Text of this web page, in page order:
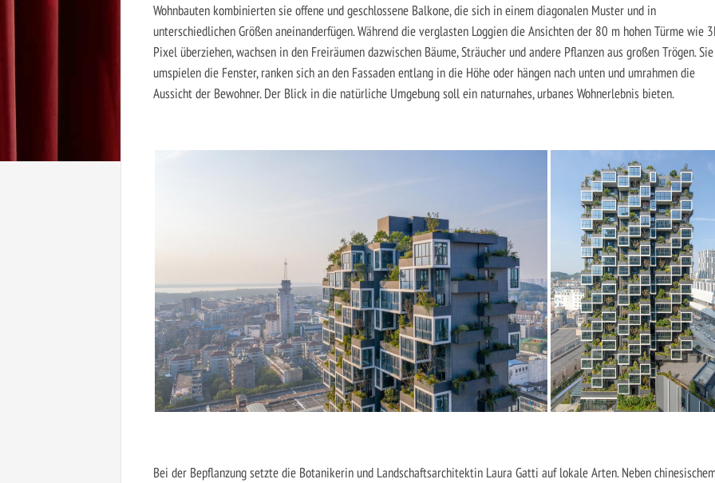
Wohnbauten kombinierten sie offene und geschlossene Balkone, die sich in einem diagonalen Muster und in
unterschiedlichen Größen aneinanderfügen. Während die verglasten Loggien die Ansichten der 80 m hohen Türme wie
Pixel überziehen, wachsen in den Freiräumen dazwischen Bäume, Sträucher und andere Pflanzen aus großen Trögen. Sie
umspielen die Fenster, ranken sich an den Fassaden entlang in die Höhe oder hängen nach unten und umrahmen die
Aussicht der Bewohner. Der Blick in die natürliche Umgebung soll ein naturnahes, urbanes Wohnerlebnis bieten.
Bei der Bepflanzung setzte die Botanikerin und Landschaftsarchitektin Laura Gatti auf lokale Arten. Neben